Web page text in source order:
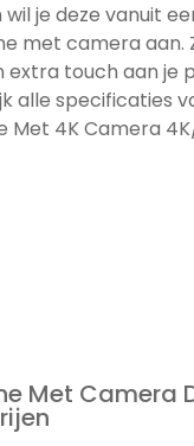
je deze vanuit
met camera aan.
extra touch aan je
alle specificaties
Met 4K Camera
Met Camera